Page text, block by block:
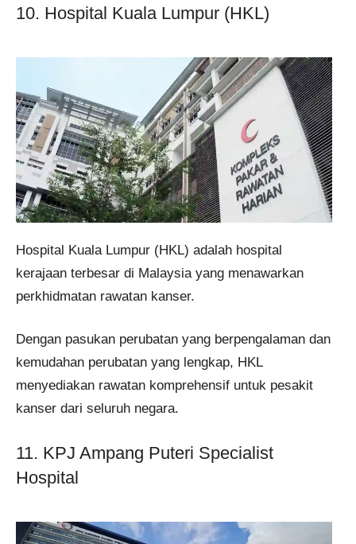
10. Hospital Kuala Lumpur (HKL)
Hospital Kuala Lumpur (HKL) adalah hospital
kerajaan terbesar di Malaysia yang menawarkan
perkhidmatan rawatan kanser.
Dengan pasukan perubatan yang berpengalaman dan
kemudahan perubatan yang lengkap, HKL
menyediakan rawatan komprehensif untuk pesakit
kanser dari seluruh negara.
11. KPJ Ampang Puteri Specialist
Hospital